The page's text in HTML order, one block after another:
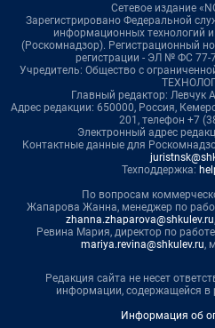
Сетевое издание
Зарегистрировано Федеральной
информационных технологий
(Роскомнадзор). Регистрационный
регистрации - ЭЛ № ФС 77-
Учредитель: Общество с
Главный редактор: Левчук
Адрес редакции: 650000, Россия,
201, телефон +7
Электронный адрес
Контактные данные для
Техподдержка:
По вопросам
Жапарова Жанна, менеджер по
zhanna.zhaparova@shkulev.ru
Ревина Мария, директор по
mariya.revina@shkulev.ru,
Редакция сайта не несет
информации, содержащейся в
Информация об